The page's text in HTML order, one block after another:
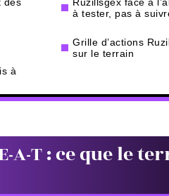
à
à tester, pas à
Grille d’actions
sur le terrain
A-T : ce que le